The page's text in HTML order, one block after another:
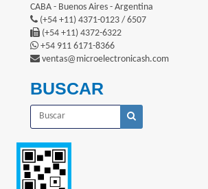
CABA - Buenos Aires - Argentina
(+54 +11) 4371-0123 / 6507
(+54 +11) 4372-6322
+54 911 6171-8366
ventas@microelectronicash.com
BUSCAR